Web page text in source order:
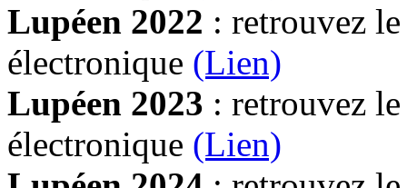
Lupéen 2022 : retrouvez
électronique (Lien)
Lupéen 2023 : retrouvez
électronique (Lien)